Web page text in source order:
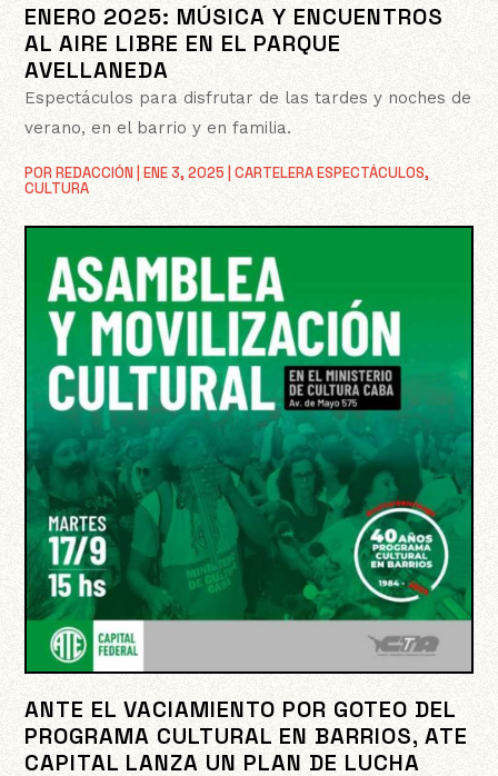
ENERO 2025: MÚSICA Y ENCUENTROS
AL AIRE LIBRE EN EL PARQUE
AVELLANEDA
PORREDACCIÓN |ENE 3, 2025 |CARTELERA ESPECTÁCULOS,
CULTURA
Espectáculos para disfrutar de las tardes y noches de
verano, en el barrio y en familia.
ANTE EL VACIAMIENTO POR GOTEO DEL
PROGRAMA CULTURAL EN BARRIOS, ATE
CAPITAL LANZA UN PLAN DE LUCHA